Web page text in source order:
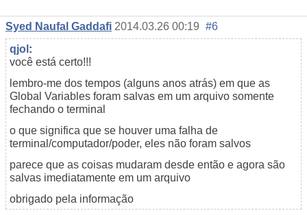
Syed Naufal Gaddafi 2014.03.26 00:19 #6
qjol :
você está certo!!!
lembro-me dos tempos (alguns anos atrás) em que as
Global Variables foram salvas em um arquivo somente
fechando o terminal
o que significa que se houver uma falha de
terminal/computador/poder, eles não foram salvos
parece que as coisas mudaram desde então e agora são
salvas imediatamente em um arquivo
obrigado pela informação